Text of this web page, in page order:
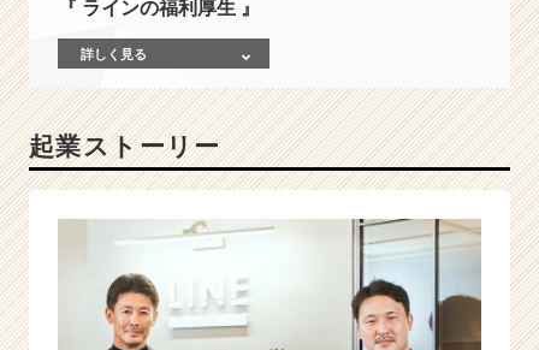
国
の
広
代
理
『 ラインの福利厚生 』
詳しく見る
起業ストーリー